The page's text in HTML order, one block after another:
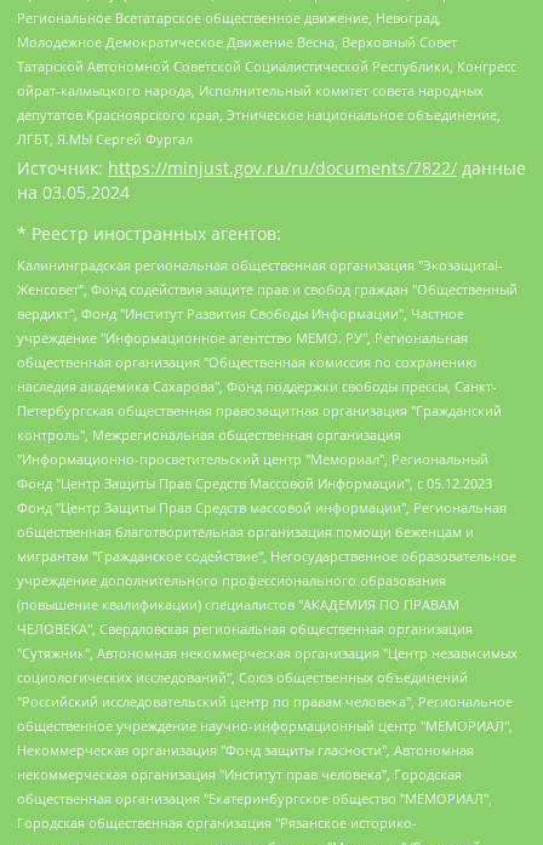
Региональное Всетатарское общественное движение, Невоград,
Молодежное Демократическое Движение Весна, Верховный Совет
Татарской Автономной Советской Социалистической Республики, Конгресс
ойрат-калмыцкого народа, Исполнительный комитет совета народных
депутатов Красноярского края, Этническое национальное объединение,
ЛГБТ, Я.МЫ Сергей Фургал
Источник: https://minjust.gov.ru/ru/documents/7822/ данные
на 03.05.2024
* Реестр иностранных агентов:
Калининградская региональная общественная организация "Экозащита!-Женсовет", Фонд содействия защите прав и свобод граждан "Общественный вердикт", Фонд "Институт Развития Свободы Информации", Частное учреждение "Информационное агентство МЕМО. РУ", Региональная общественная организация "Общественная комиссия по сохранению наследия академика Сахарова", Фонд поддержки свободы прессы, Санкт-Петербургская общественная правозащитная организация "Гражданский контроль", Межрегиональная общественная организация "Информационно-просветительский центр "Мемориал", Региональный Фонд "Центр Защиты Прав Средств Массовой Информации", с 05.12.2023 Фонд "Центр Защиты Прав Средств массовой информации", Региональная общественная благотворительная организация помощи беженцам и мигрантам "Гражданское содействие", Негосударственное образовательное учреждение дополнительного профессионального образования (повышение квалификации) специалистов "АКАДЕМИЯ ПО ПРАВАМ ЧЕЛОВЕКА", Свердловская региональная общественная организация "Сутяжник", Автономная некоммерческая организация "Центр независимых социологических исследований", Союз общественных объединений "Российский исследовательский центр по правам человека", Региональное общественное учреждение научно-информационный центр "МЕМОРИАЛ", Некоммерческая организация "Фонд защиты гласности", Автономная некоммерческая организация "Институт прав человека", Городская общественная организация "Екатеринбургское общество "МЕМОРИАЛ", Городская общественная организация "Рязанское историко-просветительское и правозащитное общество "Мемориал" (Рязанский Мемориал), Челябинский региональный орган общественной самодеятельности – женское общественное объединение "Женщины Евразии", Челябинский региональный орган общественной самодеятельности "Уральская правозащитная группа", Фонд содействия защите здоровья и социальной справедливости имени Андрея Рылькова, Автономная Некоммерческая Организация "Аналитический Центр Юрия Левады", Автономная некоммерческая организация социальной поддержки населения "Проект Апрель", Региональная общественная организация помощи женщинам и детям, находящимся в кризисной ситуации "Информационно-методический центр "Анна", Фонд содействия развитию массовых коммуникаций и правовому просвещению "Так-так-Так", Фонд содействия устойчивому развитию "Серебряная тайга", Свердловский региональный общественный фонд социальных проектов "Новое время", "Idel.Реалии", Кавказ.Реалии, Крым.Реалии, Телеканал Настоящее Время, Татаро-башкирская служба Радио Свобода (Azatliq Radiosi), Радио Свободная Европа/Радио Свобода (PCE/PC), "Сибирь.Реалии", "Фактограф", Благотворительный фонд помощи осужденным и их семьям, Автономная некоммерческая организация "Институт глобализации и социальных движений", Фонд "В защиту прав заключенных", Частное учреждение "Центр поддержки и содействия развитию средств массовой информации", Пензенский региональный общественный благотворительный фонд "Гражданский союз", "Север.Реалии", Некоммерческая организация Фонд "Правовая инициатива", Общество с ограниченной ответственностью "Радио Свободная Европа/Радио Свобода", Чешское информационное агентство "MEDIUM-ORIENT", Красноярская региональная общественная организация "Мы против СПИДа", Камалягин Денис Николаевич, Маркелов Сергей Евгеньевич, Пономарев Лев Александрович, Савицкая Людмила Алексеевна, Автономная некоммерческая организация "Центр по работе с проблемой насилия "НАСИЛИЮ.НЕТ", Межрегиональный профессиональный союз работников здравоохранения "Альянс врачей", Юридическое лицо, зарегистрированное в Латвийской Республике, SIA "Medusa Project" (регистрационный номер 40103797863, дата регистрации 10.06.2014), Некоммерческая организация "Фонд по борьбе с коррупцией", Автономная некоммерческая организация "Институт права и публичной политики", Баданин Роман Сергеевич, Гликин Максим Александрович, Железнова Мария Михайловна, Лукьянова Юлия Сергеевна, Маетная Елизавета Витальевна, Маняхин Петр Борисович, Чуракова Ольга Владимировна, Ярош Юлия Петровна, Юридическое лицо "The Insider SIA", зарегистрированное в Риге, Латвийская Республика (дата регистрации 26.06.2015), являющееся администратором доменного имени интернет-издания "The Insider SIA", https://theins.ru, Постернак Алексей Евгеньевич, Рубин Михаил Аркадьевич, Анин Роман Александрович, Юридическое лицо Istories fonds, зарегистрированное в Латвийской Республике (регистрационный номер 50008295751, дата регистрации 24.02.2020), Великовский Дмитрий Александрович, Долинина Ирина Николаевна, Мароховская Алеся Алексеевна, Шлейнов Роман Юрьевич, Шмагун Олеся Валентиновна, Общество с ограниченной ответственностью "Альтаир 2021", Общество с ограниченной ответственностью "Вега 2021", Общество с ограниченной ответственностью "Главный редактор 2021", Общество с ограниченной ответственностью "Ромашки монолит", Важенков Артем Валерьевич, Ивановская областная общественная организация "Центр гендерных исследований", Гурман Юрий Альбертович, Медиапроект "ОВД-Инфо", Егоров Владимир Владимирович, Жилинский Владимир Александрович, Общество с ограниченной ответственностью "ЗП", Иванова София Юрьевна, Карезина Инна Павловна, Кильтау Екатерина Викторовна, Петров Алексей Викторович, Пискунов Сергей Евгеньевич, Смирнов Сергей Сергеевич, Тихонов Михаил Сергеевич, Общество с ограниченной ответственностью "ЖУРНАЛИСТ-ИНОСТРАННЫЙ АГЕНТ", Арапова Галина Юрьевна, Вольтская Татьяна Анатольевна, Американская компания "Mason G.E.S. Anonymous Foundation" (США), являющаяся владельцем интернет-издания https://mnews.world/, Компания "Stichting Bellingcat", зарегистрированная в Нидерландах (дата регистрации 11.07.2018), Захаров Андрей Вячеславович, Клепиковская Екатерина Дмитриевна, Общество с ограниченной ответственностью "МЕМО", Перл Роман Александрович, Симонов Евгений Алексеевич, Соловьева Елена Анатольевна, Сотников Даниил Владимирович, Сурначева Елизавета Дмитриевна, Автономная некоммерческая организация по защите прав человека и информированию населения "Якутия – Наше Мнение", Общество с ограниченной ответственностью "Москоу диджитал медиа", с 26.01.2023 Общество с ограниченной ответственностью "Чайка Белые сады", Ветошкина Валерия Валерьевна, Заговора Максим Александрович, Межрегиональное общественное движение "Российская ЛГБТ - сеть", Оленичев Максим Владимирович, Павлов Иван Юрьевич, Скворцова Елена Сергеевна, Общество с ограниченной ответственностью "Как бы инагент", Кочетков Игорь Викторович, Общество с ограниченной ответственностью "Честные выборы", Еланчик Олег Александрович, Общество с ограниченной ответственностью "Нобелевский призыв", Гималова Регина Эмилевна, Григорьев Андрей Валерьевич, Григорьева Алина Александровна, Ассоциация по содействию защите прав призывников, альтернативнослужащих и военнослужащих "Правозащитная группа "Гражданин.Армия.Право", Хисамова Регина Фаритовна, Автономная некоммерческая организация по реализации социально-правовых программ "Лилит", Дальневосточное общественное движение "Маяк", Санкт-Петербургская ЛГБТ-инициативная группа "Выход", Инициативная группа ЛГБТ+ "Реверс", Алексеев Андрей Викторович, Бекбулатова Таисия Львовна, Беляев Иван Михайлович, Владыкина Елена Сергеевна, Гельман Марат Александрович, Никульшина Вероника Юрьевна, Толоконникова Надежда Андреевна, Шендерович Виктор Анатольевич, Общество с ограниченной ответственностью "Данное сообщение", Общество с ограниченной ответственностью Издательский дом "Новая глава", Айнбиндер Александра Александровна, Московский комьюнити-центр для ЛГБТ+инициатив, Благотворительный фонд развития филантропии, Deutsche Welle (Германия, Kurt-Schumacher-Strasse 3, 53113 Bonn), Борзунова Мария Михайловна, Воробьев Виктор Викторович, Голубева Анна Львовна, Константинова Алла Михайловна, Малкова Ирина Владимировна, Мурадов Мурад Абдулгалимович, Осетинская Елизавета Николаевна, Понасенков Евгений Николаевич, Ганапольский Матвей Юрьевич, Киселев Евгений Алексеевич, Борухович Ирина Григорьевна, Дремин Иван Тимофеевич, Дубровский Дмитрий Викторович, Красноярская региональная общественная организация поддержки и развития альтернативных образовательных технологий и межкультурных коммуникаций "ИНТЕРРА", Маяковская Екатерина Алексеевна, Фейгин Марк Захарович, Филимонов Андрей Викторович, Дзугкоева Регина Николаевна, Доброхотов Роман Александрович, Дудь Юрий Александрович, Елкин Сергей Владимирович, Кругликов Кирилл Игоревич, Сабунаева Мария Леонидовна, Семенов Алексей Владимирович, Шаинян Карен Багратович, Шульман Екатерина Михайловна, Асафьев Артур Валерьевич, Вахштайн Виктор Семенович, Венедиктов Алексей Алексеевич, Лушникова Екатерина Евгеньевна, Волков Леонид Михайлович, Невзоров Александр Глебович, Пархоменко Сергей Борисович, Сироткин Ярослав Николаевич, Кара-Мурза Владимир Владимирович, Баранова Наталья Владимировна, Гозман Леонид Яковлевич, Кагарлицкий Борис Юльевич, Климарев Михаил Валерьевич, Милов Владимир Станиславович, Автономная некоммерческая организация Краснодарский центр современного искусства "Типография", Моргенштерн Алишер Тагирович, Соболь Любовь Эдуардовна, Общество с ограниченной ответственностью "ЛИЗА НОРМ", Каспаров Гарри Кимович, Ходорковский Михаил Борисович, Общество с ограниченной ответственностью "Апрельские тезисы", Данилович Ирина Брониславовна, Кашин Олег Владимирович, Петров Николай Владимирович, Пивоваров Алексей Владимирович, Соколов Михаил Владимирович, Цветкова Юлия Владимировна, Чичваркин Евгений Александрович, Комитет против пыток/Команда против пыток, Общество с ограниченной ответственностью "Первый научный", Общество с ограниченной ответственностью "Вертолет и ко", Белоцерковская Вероника Борисовна, Кац Максим Евгеньевич, Лазарева Татьяна Юрьевна, Шаведдинов Руслан Табризович, Яшин Илья Валерьевич, Общество с ограниченной ответственностью "Иноагент ААВ", Алешковский Дмитрий Петрович, Альбац Евгения Марковна, Быков Дмитрий Львович, Галямина Юлия Евгеньевна, Лойко Сергей Леонидович, Мартынов Кирилл Константинович, Медведев Сергей Александрович, Крашенинников Федор Геннадиевич, Гордеева Катерина Вл